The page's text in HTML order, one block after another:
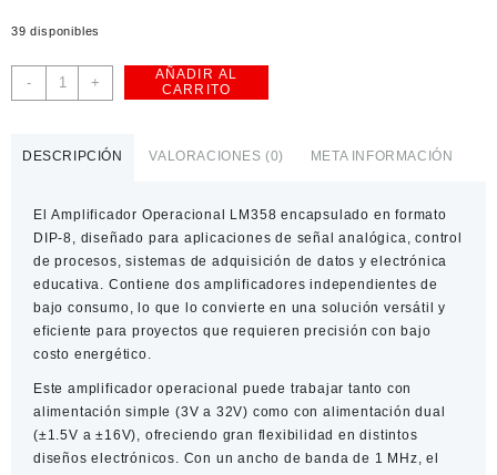
39 disponibles
-
Amplificador
Operacional
+
AÑADIR AL
CARRITO
DESCRIPCIÓN VALORACIONES (0) META INFORMACIÓN
ElAmplificador Operacional LM358 encapsulado en formato
DIP-8 , diseñado para aplicaciones de señal analógica, control
de procesos, sistemas de adquisición de datos y electrónica
educativa. Contienedos amplificadores independientes de
bajo consumo , lo que lo convierte en una solución versátil y
eficiente para proyectos que requieren precisión con bajo
costo energético.
Este amplificador operacional puede trabajar tanto con
alimentación simple (3V a 32V) como con alimentación dual
(±1.5V a ±16V) , ofreciendo gran flexibilidad en distintos
diseños electrónicos. Con unancho de banda de 1 MHz , el